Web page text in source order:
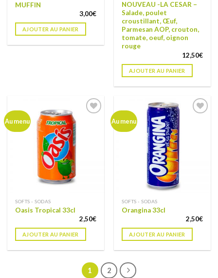
MUFFIN
3,00€
AJOUTER AU PANIER
NOUVEAU -LA CESAR –
Salade, poulet
croustillant, Œuf,
Parmesan AOP, crouton,
tomate, oeuf, oignon
rouge
12,50€
AJOUTER AU PANIER
Au menu
SOFTS - SODAS
Oasis Tropical 33cl
2,50€
AJOUTER AU PANIER
Au menu
SOFTS - SODAS
Orangina 33cl
2,50€
AJOUTER AU PANIER
1 2